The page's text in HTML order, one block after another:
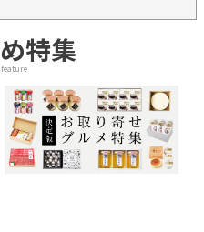
特集
feature